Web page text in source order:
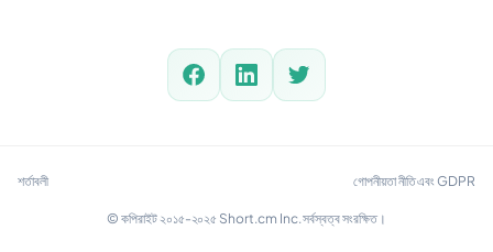
© কপিরাইট ২০১৫-২০২৫ Short.cm Inc. সর্বস্বত্ব সংরক্ষিত।
শর্তাবলী গোপনীয়তা নীতি এবং GDPR